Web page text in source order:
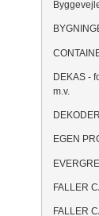
DEKAS -
m.v.
EGEN
FALLER
FALLER